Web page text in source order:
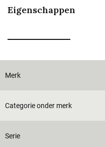
Eigenschappen
Merk
Categorie onder merk
Serie